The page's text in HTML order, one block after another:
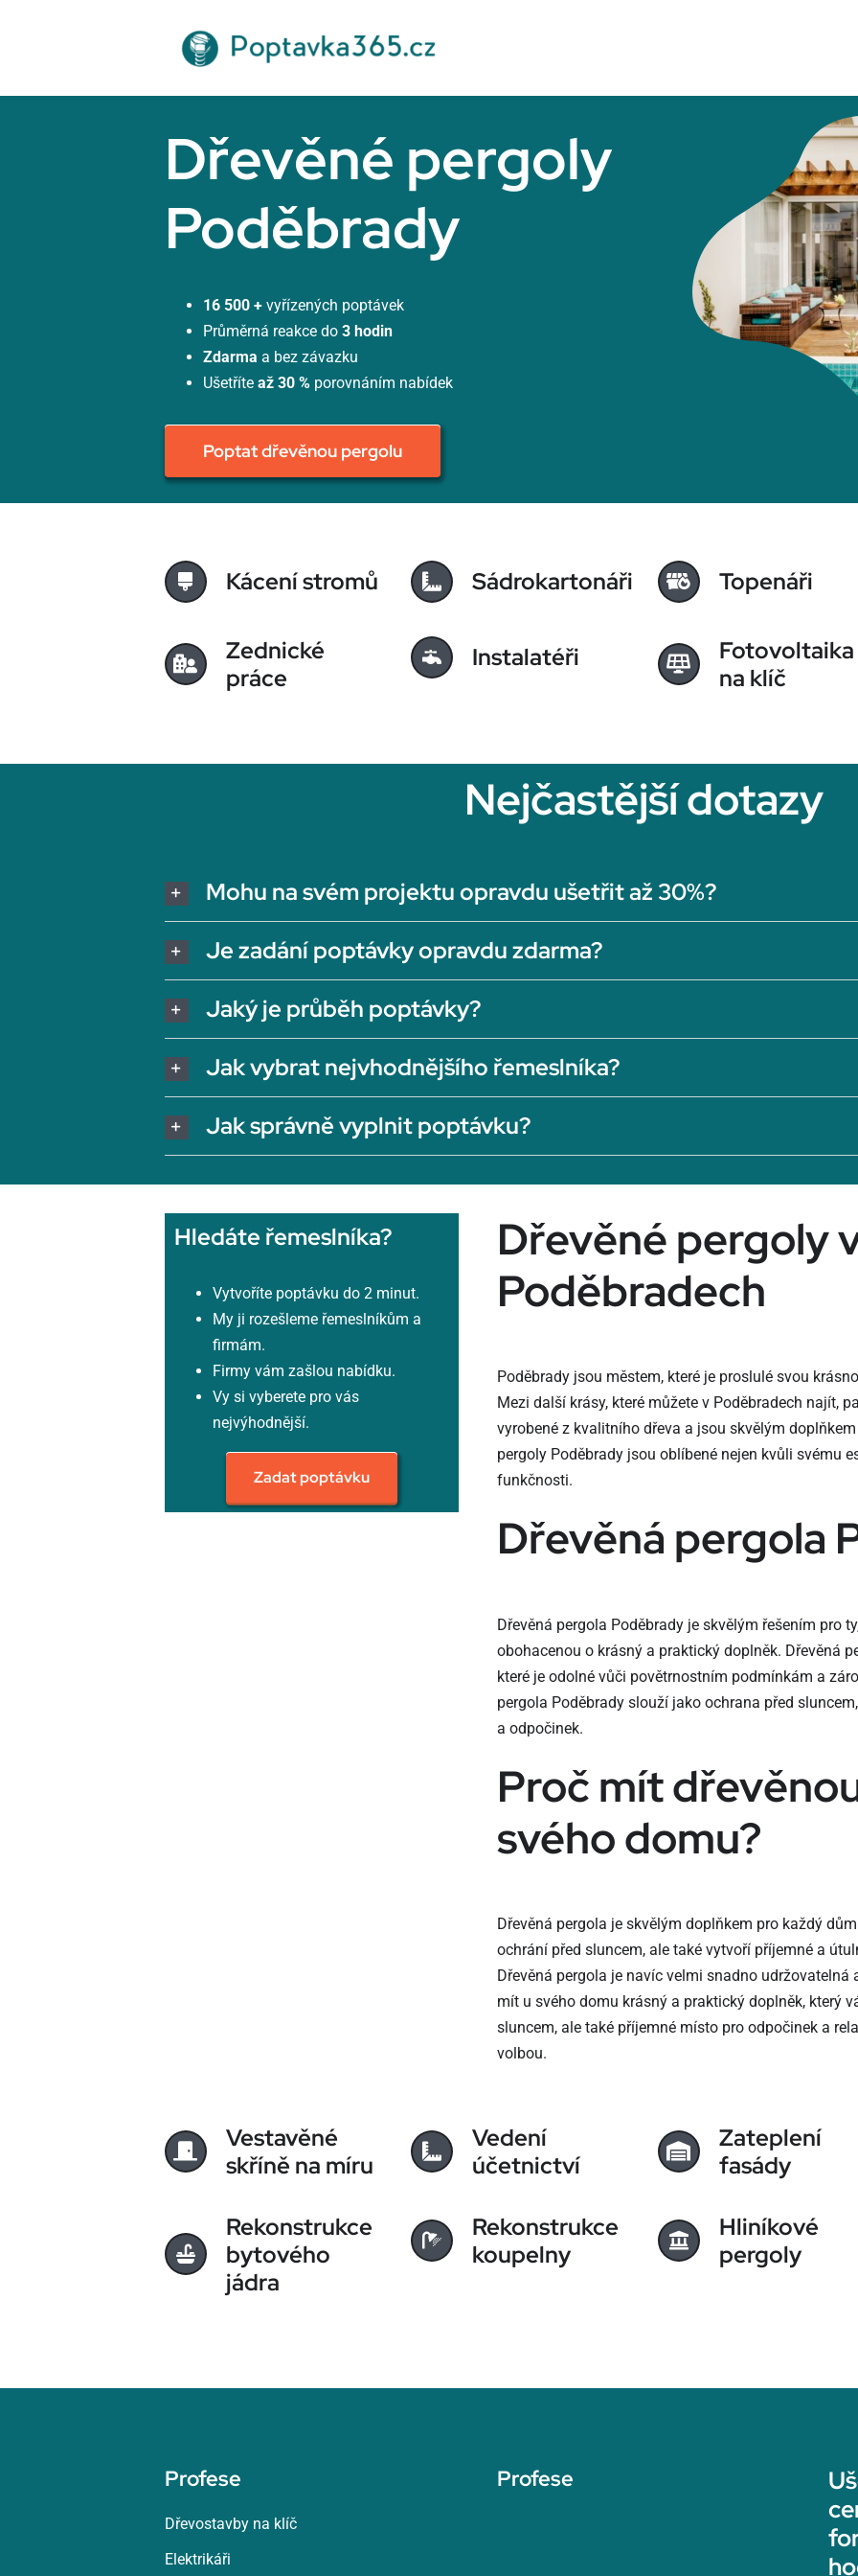
Dřevěné pergoly
Poděbrady
16 500 + vyřízených poptávek
Průměrná reakce do 3 hodin
Zdarma a bez závazku
Ušetříte až 30 %porovnáním nabídek
Poptat dřevěnou pergolu
Kácení stromů Sádrokartonáři Topenáři
Zednické
práce
Instalatéři
Fotovoltaika
na klíč
Nejčastější dotazy
Mohu na svém projektu opravdu ušetřit až 30%?
Je zadání poptávky opravdu zdarma?
Jaký je průběh poptávky?
Jak vybrat nejvhodnějšího řemeslníka?
Jak správně vyplnit poptávku?
Hledáte řemeslníka?
Vytvoříte poptávku do 2 minut.
My ji rozešleme řemeslníkům a
firmám.
Firmy vám zašlou nabídku.
Vy si vyberete pro vás
nejvýhodnější.
Zadat poptávku
Dřevěné pergoly
Poděbradech
Poděbrady jsou městem, které je proslulé svou
Mezi další krásy, které můžete v Poděbradech najít,
vyrobené z kvalitního dřeva a jsou skvělým
pergoly Poděbrady jsou oblíbené nejen kvůli svému
funkčnosti.
Dřevěná pergola
Dřevěná pergola Poděbrady je skvělým řešením pro
obohacenou o krásný a praktický doplněk. Dřevěná
které je odolné vůči povětrnostním podmínkám a
pergola Poděbrady slouží jako ochrana před
a odpočinek.
Proč mít
svého domu?
Dřevěná pergola je skvělým doplňkem pro každý
ochrání před sluncem, ale také vytvoří příjemné a
Dřevěná pergola je navíc velmi snadno
mít u svého domu krásný a praktický doplněk, který
sluncem, ale také příjemné místo pro odpočinek a
volbou.
Vestavěné
skříně na míru
Vedení
účetnictví
Zateplení
fasády
Rekonstrukce
bytového
jádra
Rekonstrukce
koupelny
Hliníkové
pergoly
Profese
Dřevostavby na klíč
Elektrikáři
Profese